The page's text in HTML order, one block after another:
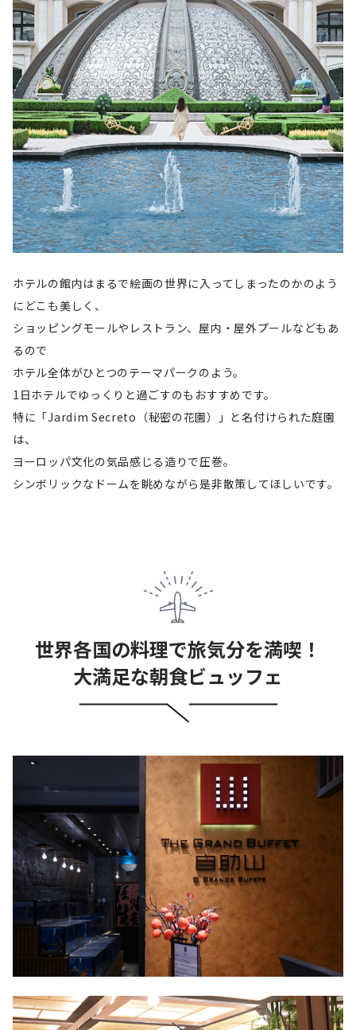
ホテルの館内はまるで絵画の世界に入ってしまったのかのよう
にどこも美しく、
ショッピングモールやレストラン、屋内・屋外プールなどもあ
るので
ホテル全体がひとつのテーマパークのよう。
1日ホテルでゆっくりと過ごすのもおすすめです。
特に「Jardim Secreto（秘密の花園）」と名付けられた庭園
は、
ヨーロッパ文化の気品感じる造りで圧巻。
シンボリックなドームを眺めながら是非散策してほしいです。
世界各国の料理で旅気分を満喫！
大満足な朝食ビュッフェ